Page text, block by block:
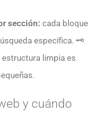
sección: cada bloque
específica. 🗝️
estructura limpia es
y cuándo